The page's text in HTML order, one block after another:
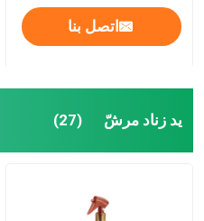
اتصل بنا
يد زناد مرشّ (27)